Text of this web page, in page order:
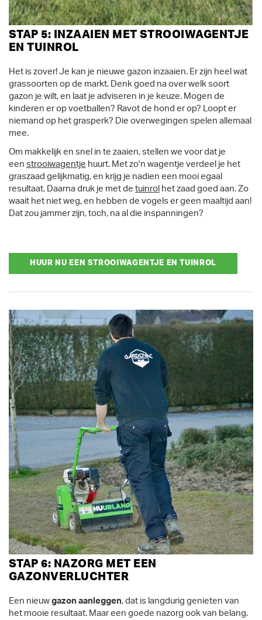
STAP 5: INZAAIEN MET STROOIWAGENTJE
EN TUINROL
Het is zover! Je kan je nieuwe gazon inzaaien. Er zijn heel wat
grassoorten op de markt. Denk goed na over welk soort
gazon je wilt, en laat je adviseren in je keuze. Mogen de
kinderen er op voetballen? Ravot de hond er op? Loopt er
niemand op het grasperk? Die overwegingen spelen allemaal
mee.
Om makkelijk en snel in te zaaien, stellen we voor dat je
een strooiwagentje huurt. Met zo'n wagentje verdeel je het
graszaad gelijkmatig, en krijg je nadien een mooi egaal
resultaat. Daarna druk je met de tuinrol het zaad goed aan. Zo
waait het niet weg, en hebben de vogels er geen maaltijd aan!
Dat zou jammer zijn, toch, na al die inspanningen?
HUUR NU EEN STROOIWAGENTJE EN TUINROL
STAP 6: NAZORG MET EEN
GAZONVERLUCHTER
Een nieuw gazon aanleggen, dat is langdurig genieten van
het mooie resultaat. Maar een goede nazorg ook van belang.